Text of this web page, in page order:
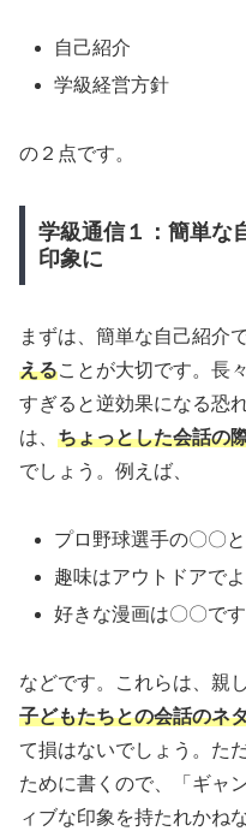
自己紹介
学級経営方針
の２点です。
学級通信１：簡単な
印象に
まずは、簡単な自己紹介
えることが大切です。長
すぎると逆効果になる恐
は、 ちょっとした会話の
でしょう。例えば、
プロ野球選手の〇〇
趣味はアウトドアで
好きな漫画は〇〇です
などです。これらは、親
子どもたちとの会話のネ
て損はないでしょう。た
ために書くので、「ギャ
ィブな印象を持たれかね